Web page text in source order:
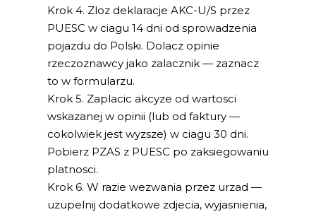
Krok 4. Zloz deklaracje AKC-U/S przez
PUESC w ciagu 14 dni od sprowadzenia
pojazdu do Polski. Dolacz opinie
rzeczoznawcy jako zalacznik — zaznacz
to w formularzu.
Krok 5. Zaplacic akcyze od wartosci
wskazanej w opinii (lub od faktury —
cokolwiek jest wyzsze) w ciagu 30 dni.
Pobierz PZAS z PUESC po zaksiegowaniu
platnosci.
Krok 6. W razie wezwania przez urzad —
uzupelnij dodatkowe zdjecia, wyjasnienia,